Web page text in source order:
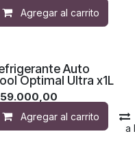
Agregar al carrito
Agregar a la
Auto
Optimal Ultra x1L
59.000,00
Agregar al carrito